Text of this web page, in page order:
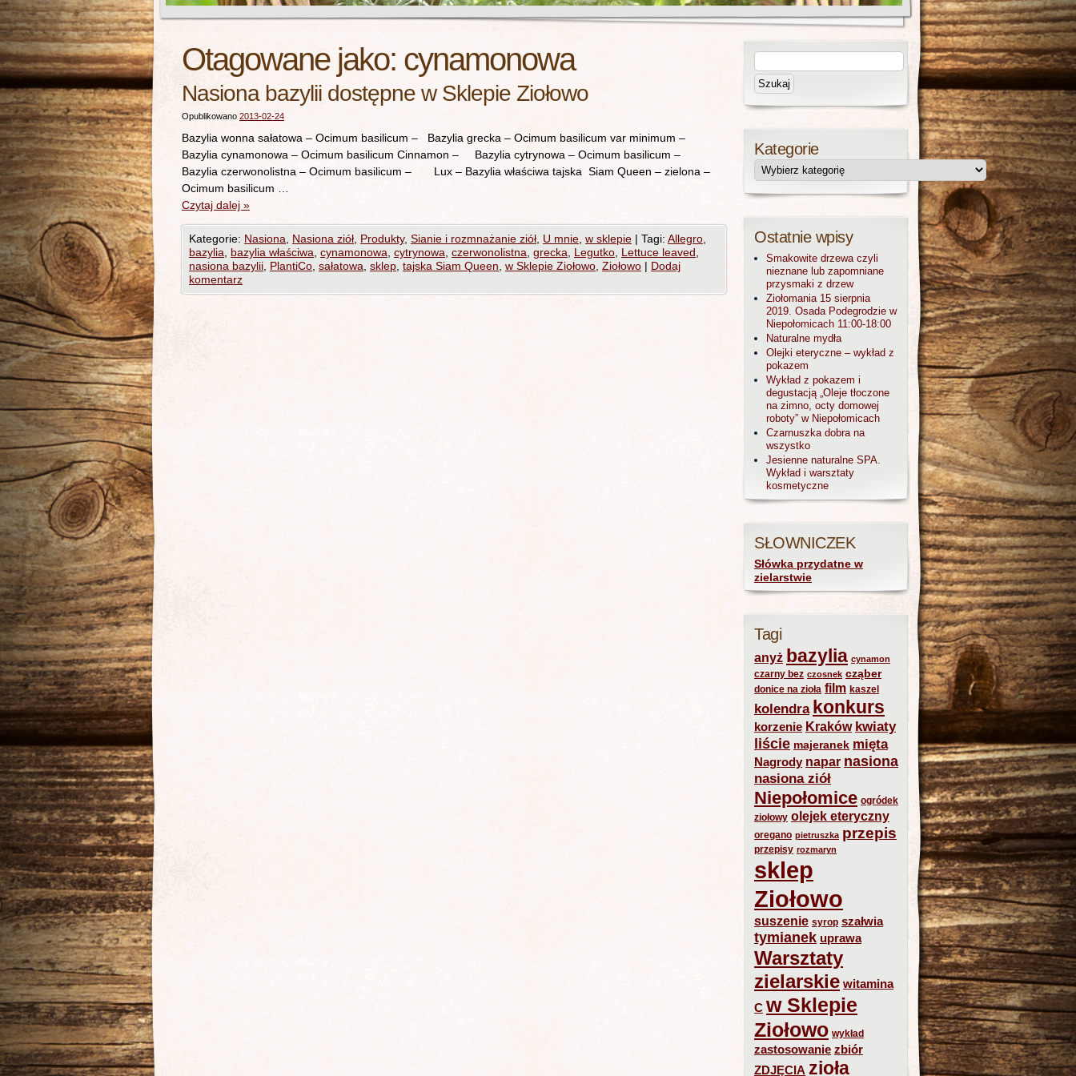
Otagowane jako: cynamonowa
Nasiona bazylii dostępne w Sklepie Ziołowo
Opublikowano 2013-02-24
Bazylia wonna sałatowa – Ocimum basilicum – Bazylia grecka – Ocimum basilicum var minimum –
Bazylia cynamonowa – Ocimum basilicum Cinnamon – Bazylia cytrynowa – Ocimum basilicum –
Bazylia czerwonolistna – Ocimum basilicum – Lux – Bazylia właściwa tajska Siam Queen – zielona –
Ocimum basilicum …
Czytaj dalej »
Kategorie: Nasiona Nasiona ziół Produkty, Sianie i rozmnażanie ziół U mnie w sklepie | Tagi: Allegro
bazylia
bazylia właściwa cynamonowa cytrynowa czerwonolistna grecka Legutko Lettuce leaved
nasiona bazylii PlantiCo sałatowa sklep tajska Siam Queen w Sklepie Ziołowo Ziołowo | Dodaj
komentarz
Kategorie
Ostatnie wpisy
Smakowite drzewa czyli
nieznane lub zapomniane
przysmaki z drzew
Ziołomania 15 sierpnia
2019. Osada Podegrodzie w
Niepołomicach 11:00-18:00
Naturalne mydła
Olejki eteryczne – wykład z
pokazem
Wykład z pokazem i
degustacją „Oleje tłoczone
na zimno, octy domowej
roboty” w Niepołomicach
Czarnuszka dobra na
wszystko
Jesienne naturalne SPA.
Wykład i warsztaty
kosmetyczne
SŁOWNICZEK
Słówka przydatne w
zielarstwie
Tagi
anyż bazylia cynamon
czarny bez czosnek cząber
donice na zioła film kaszel
kolendra konkurs
korzenie Kraków kwiaty
liście majeranek mięta
Nagrody napar nasiona
nasiona ziół
Niepołomice ogródek
ziołowy olejek eteryczny
oregano pietruszka przepis
przepisy rozmaryn
sklep
Ziołowo
suszenie syrop szałwia
tymianek uprawa
Warsztaty
zielarskie witamina
C w Sklepie
Ziołowo wykład
zastosowanie zbiór
ZDJĘCIA zioła